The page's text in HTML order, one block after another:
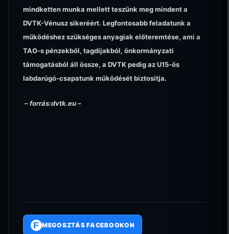
mindketten munka mellett teszünk meg mindent a
DVTK-Vénusz sikeréért. Legfontosabb feladatunk a
működéshez szükséges anyagiak előteremtése, ami a
TAO-s pénzekből, tagdíjakból, önkormányzati
támogatásból áll össze, a DVTK pedig az U15-ös
labdarúgó-csapatunk működését biztosítja.
– forrás:dvtk.eu –
F MEGOSZTÁS FACEBOOKON